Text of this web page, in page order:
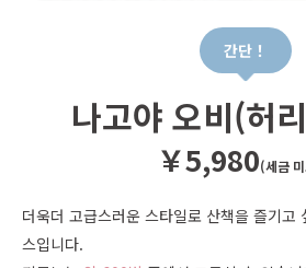
간단！
나고야 오비(허
￥5,980(세금
더욱더 고급스러운 스타일로 산책을 즐기고
스입니다.